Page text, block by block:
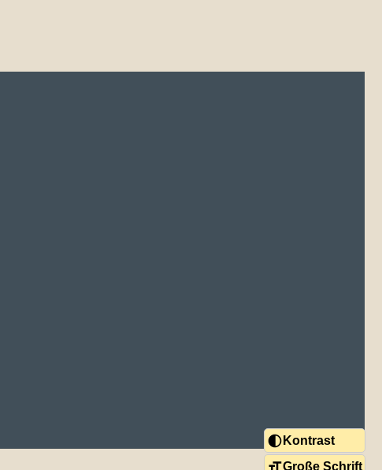
Kontrast
Große Schrift